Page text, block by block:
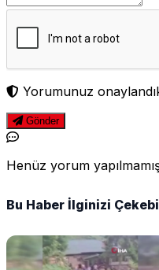
Yorumunuz
Gönder
Henüz yorum
Bu Haber İlginizi